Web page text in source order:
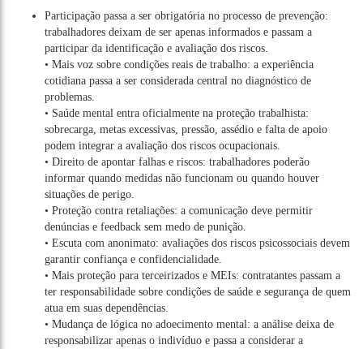
Participação passa a ser obrigatória no processo de prevenção:
trabalhadores deixam de ser apenas informados e passam a
participar da identificação e avaliação dos riscos.
• Mais voz sobre condições reais de trabalho: a experiência
cotidiana passa a ser considerada central no diagnóstico de
problemas.
• Saúde mental entra oficialmente na proteção trabalhista:
sobrecarga, metas excessivas, pressão, assédio e falta de apoio
podem integrar a avaliação dos riscos ocupacionais.
• Direito de apontar falhas e riscos: trabalhadores poderão
informar quando medidas não funcionam ou quando houver
situações de perigo.
• Proteção contra retaliações: a comunicação deve permitir
denúncias e feedback sem medo de punição.
• Escuta com anonimato: avaliações dos riscos psicossociais devem
garantir confiança e confidencialidade.
• Mais proteção para terceirizados e MEIs: contratantes passam a
ter responsabilidade sobre condições de saúde e segurança de quem
atua em suas dependências.
• Mudança de lógica no adoecimento mental: a análise deixa de
responsabilizar apenas o indivíduo e passa a considerar a